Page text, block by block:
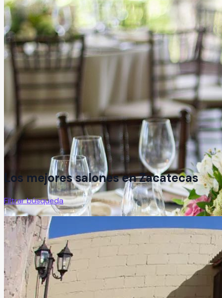
Los mejores salones enZacatecas
Filtrar búsqueda
1